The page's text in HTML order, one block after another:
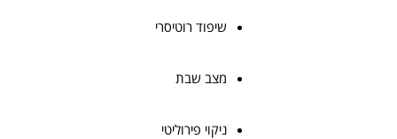
שיפוד רוטיסרי
מצב שבת
ניקוי פירוליטי